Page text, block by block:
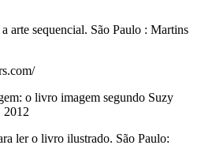
arte sequencial. São Paulo : Martins
o livro imagem segundo Suzy
2012
ler o livro ilustrado. São Paulo: